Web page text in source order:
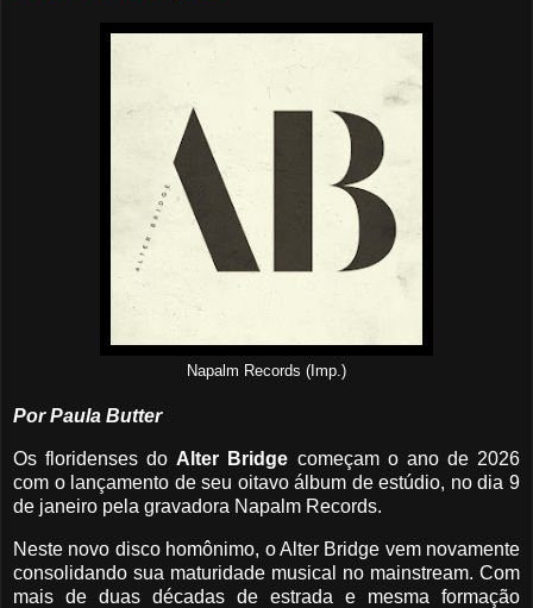
Napalm Records (Imp.)
Por Paula Butter
Os floridenses do Alter Bridge começam o ano de 2026
com o lançamento de seu oitavo álbum de estúdio, no dia 9
de janeiro pela gravadora Napalm Records.
Neste novo disco homônimo, o Alter Bridge vem novamente
consolidando sua maturidade musical no mainstream. Com
mais de duas décadas de estrada e mesma formação